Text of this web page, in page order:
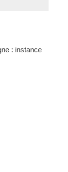
: instance